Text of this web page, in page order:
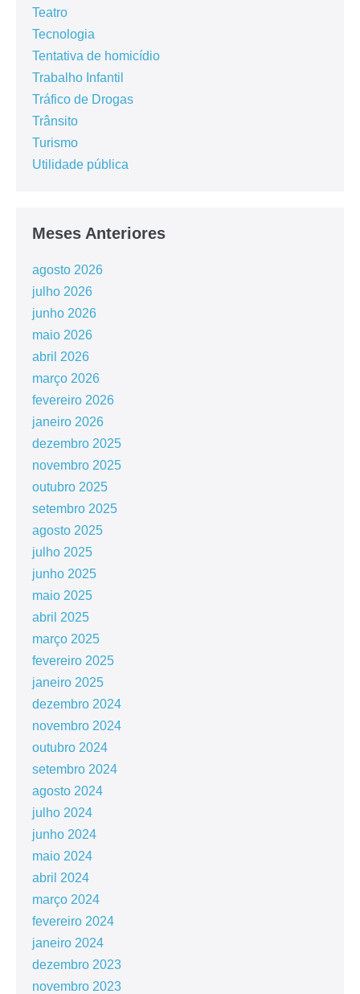
Teatro
Tecnologia
Tentativa de homicídio
Trabalho Infantil
Tráfico de Drogas
Trânsito
Turismo
Utilidade pública
Meses Anteriores
agosto 2026
julho 2026
junho 2026
maio 2026
abril 2026
março 2026
fevereiro 2026
janeiro 2026
dezembro 2025
novembro 2025
outubro 2025
setembro 2025
agosto 2025
julho 2025
junho 2025
maio 2025
abril 2025
março 2025
fevereiro 2025
janeiro 2025
dezembro 2024
novembro 2024
outubro 2024
setembro 2024
agosto 2024
julho 2024
junho 2024
maio 2024
abril 2024
março 2024
fevereiro 2024
janeiro 2024
dezembro 2023
novembro 2023